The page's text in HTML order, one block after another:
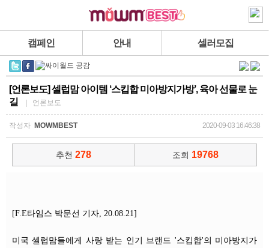
캠페인 안내 셀러모집
[언론보도] 셀럽맘 아이템 ‘스킵합 미아방지가방’, 육아 선물로 눈
길
| 언론보도
작성자 MOWMBEST 2020-09-03 16:46:38
추천 278 조회 19768
[F.E타임스 박문선 기자, 20.08.21]
미국 셀럽맘들에게 사랑 받는 인기 브랜드 '스킵합'의 미아방지가